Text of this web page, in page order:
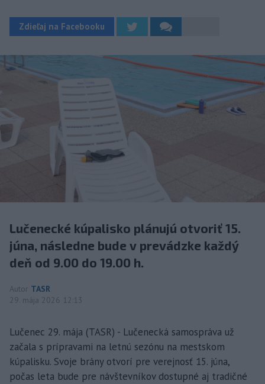
Zdieľaj na Facebooku
Lučenecké kúpalisko plánujú otvoriť 15.
júna, následne bude v prevádzke každý
deň od 9.00 do 19.00 h.
Autor TASR
29. mája 2026 12:13
Lučenec 29. mája (TASR) - Lučenecká samospráva už
začala s prípravami na letnú sezónu na mestskom
kúpalisku. Svoje brány otvorí pre verejnosť 15. júna,
počas leta bude pre návštevníkov dostupné aj tradičné